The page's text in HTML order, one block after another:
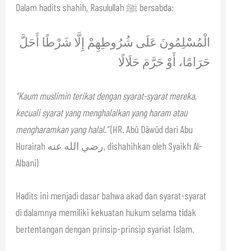
Dalam hadits shahih, Rasulullah ﷺ bersabda:
الْمُسْلِمُونَ عَلَى شُرُوطِهِمْ إِلَّا شَرْطًا أَحَلَّ
حَرَامًا، أَوْ حَرَّمَ حَلَالًا
“Kaum muslimin terikat dengan syarat-syarat mereka,
kecuali syarat yang menghalalkan yang haram atau
mengharamkan yang halal.”(HR. Abū Dāwūd dari Abu
Hurairah رضي الله عنه, dishahihkan oleh Syaikh Al-
Albani)
Hadits ini menjadi dasar bahwa akad dan syarat-syarat
di dalamnya memiliki kekuatan hukum selama tidak
bertentangan dengan prinsip-prinsip syariat Islam.